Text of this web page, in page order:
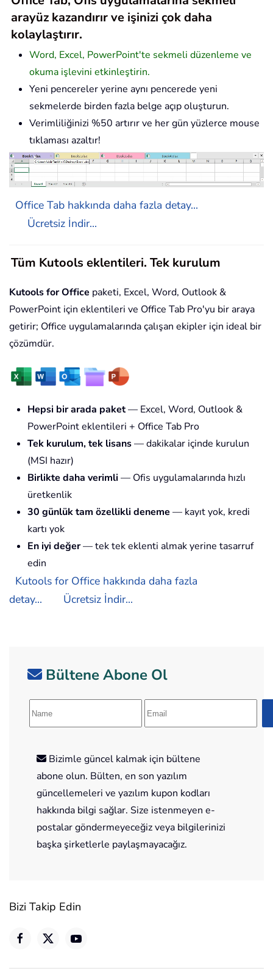
arayüz kazandırır ve işinizi çok daha
kolaylaştırır.
Word, Excel, PowerPoint'te sekmeli düzenleme ve
okuma işlevini etkinleştirin.
Yeni pencereler yerine aynı pencerede yeni
sekmelerde birden fazla belge açıp oluşturun.
Verimliliğinizi %50 artırır ve her gün yüzlerce mouse
tıklaması azaltır!
Office Tab hakkında daha fazla detay...
Ücretsiz İndir...
Tüm Kutools eklentileri. Tek kurulum
Kutools for Office paketi, Excel, Word, Outlook &
PowerPoint için eklentileri ve Office Tab Pro'yu bir araya
getirir; Office uygulamalarında çalışan ekipler için ideal bir
çözümdür.
Hepsi bir arada paket— Excel, Word, Outlook &
PowerPoint eklentileri + Office Tab Pro
Tek kurulum, tek lisans— dakikalar içinde kurulun
(MSI hazır)
Birlikte daha verimli — Ofis uygulamalarında hızlı
üretkenlik
30 günlük tam özellikli deneme — kayıt yok, kredi
kartı yok
En iyi değer— tek tek eklenti almak yerine tasarruf
edin
Kutools for Office hakkında daha fazla
detay...
Ücretsiz İndir...
Bültene Abone Ol
Bizimle güncel kalmak için bültene
abone olun. Bülten, en son yazılım
güncellemeleri ve yazılım kupon kodları
hakkında bilgi sağlar. Size istenmeyen e-
postalar göndermeyeceğiz veya bilgilerinizi
başka şirketlerle paylaşmayacağız.
Bizi Takip Edin